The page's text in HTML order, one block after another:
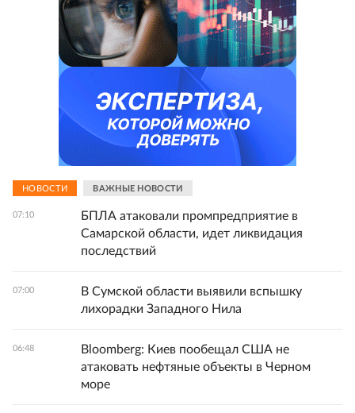
НОВОСТИ ВАЖНЫЕ НОВОСТИ
07:10
БПЛА атаковали промпредприятие в
Самарской области, идет ликвидация
последствий
07:00
В Сумской области выявили вспышку
лихорадки Западного Нила
06:48
Bloomberg: Киев пообещал США не
атаковать нефтяные объекты в Черном
море